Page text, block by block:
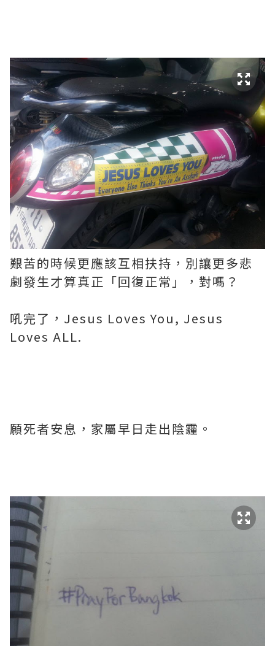
艱苦的時候更應該互相扶持，別讓更多悲
劇發生才算真正「回復正常」，對嗎？
吼完了， Jesus Loves You, Jesus
Loves ALL.
願死者安息，家屬早日走出陰霾。